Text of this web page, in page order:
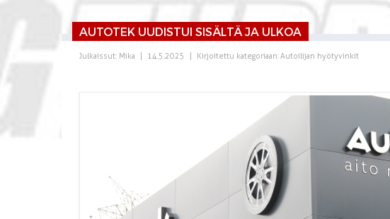
AUTOTEK UUDISTUI SISÄLTÄ JA ULKOA
Julkaissut: Mika 14.5.2025 Kirjoitettu kategoriaan:Autoilijan hyötyvinkit